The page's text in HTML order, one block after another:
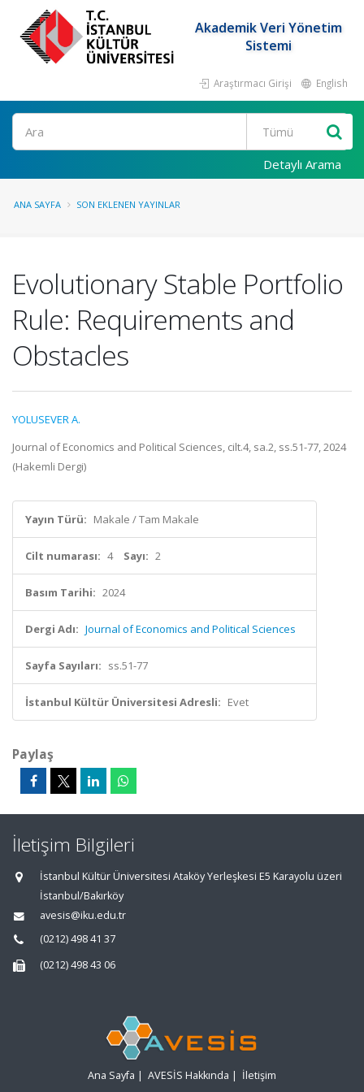
Akademik Veri Yönetim
Sistemi
Araştırmacı Girişi English
Ara
Detaylı Arama
ANA SAYFA SON EKLENEN YAYINLAR
Evolutionary Stable Portfolio
Rule: Requirements and
Obstacles
YOLUSEVER A.
Journal of Economics and Political Sciences, cilt.4, sa.2, ss.51-77, 2024
(Hakemli Dergi)
Yayın Türü: Makale / Tam Makale
Cilt numarası: 4 Sayı: 2
Basım Tarihi: 2024
Dergi Adı: Journal of Economics and Political Sciences
Sayfa Sayıları: ss.51-77
İstanbul Kültür Üniversitesi Adresli: Evet
Paylaş
İletişim Bilgileri
İstanbul Kültür Üniversitesi Ataköy Yerleşkesi E5 Karayolu üzeri
İstanbul/Bakırköy
avesis@iku.edu.tr
(0212) 498 41 37
(0212) 498 43 06
Ana Sayfa | AVESİS Hakkında | İletişim